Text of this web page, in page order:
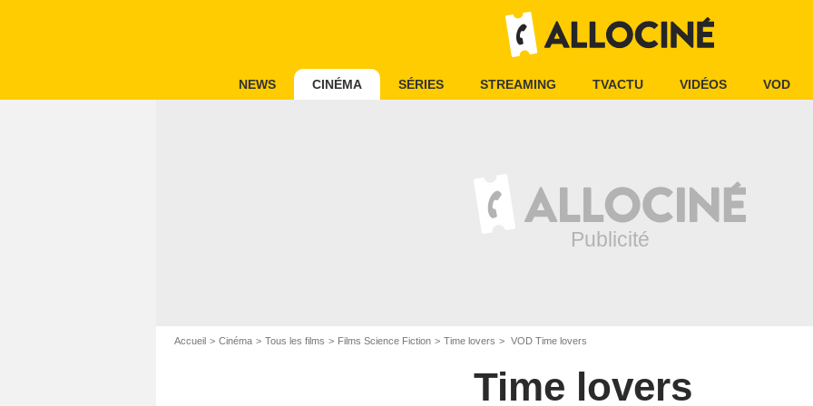
NEWS CINÉMA SÉRIES STREAMING TVACTU VIDÉOS VOD
Accueil Cinéma Tous les films Films Science Fiction Time lovers VOD Time lovers
Time lovers